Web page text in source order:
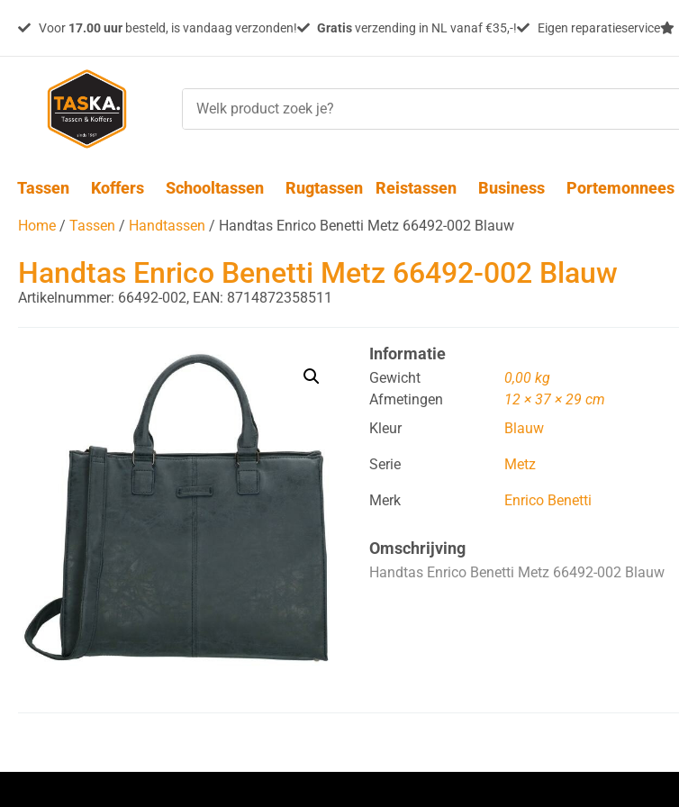
Voor 17.00 uurbesteld, is vandaag verzonden! Gratisverzending in NL vanaf €35,-! Eigen reparatieservice
Tassen Koffers Schooltassen Rugtassen Reistassen Business Portemonnees
Home / Tassen / Handtassen / Handtas Enrico Benetti Metz 66492-002 Blauw
Handtas Enrico Benetti Metz 66492-002 Blauw
Artikelnummer: 66492-002, EAN: 8714872358511
Informatie
Gewicht
0,00 kg
Afmetingen
12 × 37 × 29 cm
Kleur
Blauw
Serie Metz
Merk Enrico Benetti
Omschrijving
Handtas Enrico Benetti Metz 66492-002 Blauw